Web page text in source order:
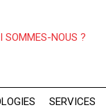
SOMMES-NOUS ?
SERVICES